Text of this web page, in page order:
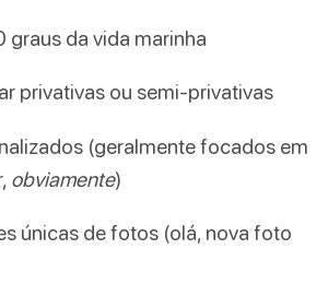
graus da vida marinha
privativas ou semi-privativas
(geralmente focados em
obviamente)
únicas de fotos (olá, nova foto